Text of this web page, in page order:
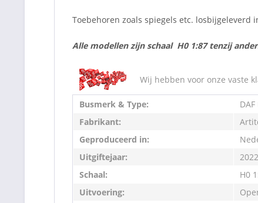
Toebehoren zoals spiegels etc. losbijgeleverd
Alle modellen zijn schaal H0 1:87 tenzij
Wij hebben voor onze vaste
Busmerk & Type:
Fabrikant:
Geproduceerd in:
Uitgiftejaar:
2022
Schaal:
H0
Uitvoering: